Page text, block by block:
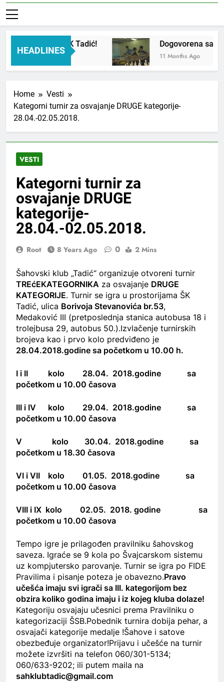
HEADLINES
na članove ŠK Tadić! Dogovorena
11 Months Ago
Home
Vesti
Kategorni turnir za osvajanje DRUGE kategorije-
28.04.-02.05.2018.
VESTI
Kategorni turnir za
osvajanje DRUGE
kategorije-
28.04.-02.05.2018.
Root 8 Years Ago 0 2 Mins
Šahovski klub „Tadić“ organizuje otvoreni turnir
TREćEKATEGORNIKA za osvajanje DRUGE
KATEGORIJE. Turnir se igra u prostorijama ŠK
Tadić, ulica Borivoja Stevanovića br.53,
Medaković III (pretposlednja stanica autobusa 18 i
trolejbusa 29, autobus 50.).Izvlačenje turnirskih
brojeva kao i prvo kolo predviđeno je
28.04.2018.godine sa početkom u 10.00 h.
I i II kolo 28.04. 2018.godine sa
početkom u 10.00 časova
III i IV kolo 29.04. 2018.godine sa
početkom u 10.00 časova
V kolo 30.04. 2018.godine sa
početkom u 18.30 časova
VI i VII kolo 01.05. 2018.godine sa
početkom u 10.00 časova
VIII i IX kolo 02.05. 2018. godine sa
početkom u 10.00 časova
Tempo igre je prilagođen pravilniku šahovskog
saveza. Igraće se 9 kola po Švajcarskom sistemu
uz kompjutersko parovanje. Turnir se igra po FIDE
Pravilima i pisanje poteza je obavezno.Pravo
učešća imaju svi igrači sa III. kategorijom bez
obzira koliko godina imaju i iz kojeg kluba dolaze!
Kategoriju osvajaju učesnici prema Pravilniku o
kategorizaciji ŠSB.Pobednik turnira dobija pehar, a
osvajači kategorije medalje !Šahove i satove
obezbeđuje organizator!Prijavu i učešće na turnir
možete izvršiti na telefon 060/301-5134;
060/633-9202; ili putem maila na
sahklubtadic@gmail.com